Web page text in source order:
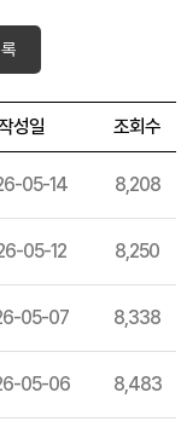
성일 조회수
05-14 8,208
05-12 8,250
05-07 8,338
05-06 8,483